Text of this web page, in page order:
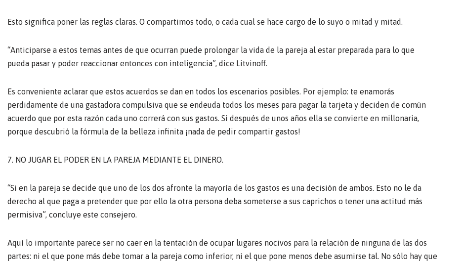
Esto significa poner las reglas claras. O compartimos todo, o cada cual se hace cargo de lo suyo o mitad y mitad.
“Anticiparse a estos temas antes de que ocurran puede prolongar la vida de la pareja al estar preparada para lo que
pueda pasar y poder reaccionar entonces con inteligencia”, dice Litvinoff.
Es conveniente aclarar que estos acuerdos se dan en todos los escenarios posibles. Por ejemplo: te enamorás
perdidamente de una gastadora compulsiva que se endeuda todos los meses para pagar la tarjeta y deciden de común
acuerdo que por esta razón cada uno correrá con sus gastos. Si después de unos años ella se convierte en millonaria,
porque descubrió la fórmula de la belleza infinita ¡nada de pedir compartir gastos!
7. NO JUGAR EL PODER EN LA PAREJA MEDIANTE EL DINERO.
“Si en la pareja se decide que uno de los dos afronte la mayoría de los gastos es una decisión de ambos. Esto no le da
derecho al que paga a pretender que por ello la otra persona deba someterse a sus caprichos o tener una actitud más
permisiva”, concluye este consejero.
Aquí lo importante parece ser no caer en la tentación de ocupar lugares nocivos para la relación de ninguna de las dos
partes: ni el que pone más debe tomar a la pareja como inferior, ni el que pone menos debe asumirse tal. No sólo hay que